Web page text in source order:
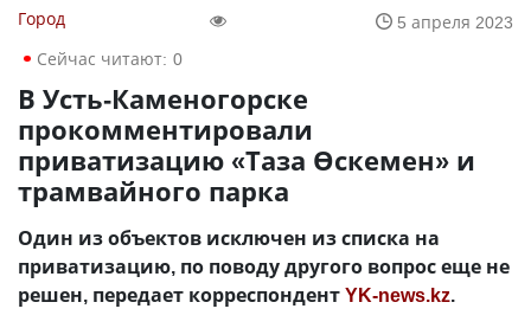
Город
5 апреля 2023
Сейчас читают: 0
В Усть-Каменогорске
прокомментировали
приватизацию «Таза Өскемен» и
трамвайного парка
Один из объектов исключен из списка на
приватизацию, по поводу другого вопрос еще не
решен, передает корреспондентYK-news.kz.